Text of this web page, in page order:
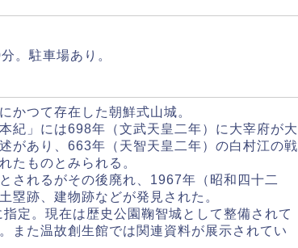
。駐車場あり。
かつて存在した朝鮮式山城。
紀」には698年（文武天皇二年）に大宰府が大
があり、663年（天智天皇二年）の白村江の戦
たものとみられる。
されるがその後廃れ、1967年（昭和四十二
塁跡、建物跡などが発見された。
定。現在は歴史公園鞠智城として整備されて
また温故創生館では関連資料が展示されてい